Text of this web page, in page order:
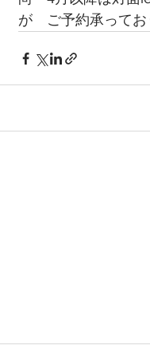
が　ご予約承って